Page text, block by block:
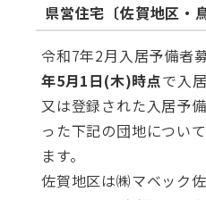
県営住宅〔佐賀地区・
令和7年2月入居予備者
年5月1日(木)時点で入
又は登録された入居予
った下記の団地につい
ます。
佐賀地区は㈱マベック